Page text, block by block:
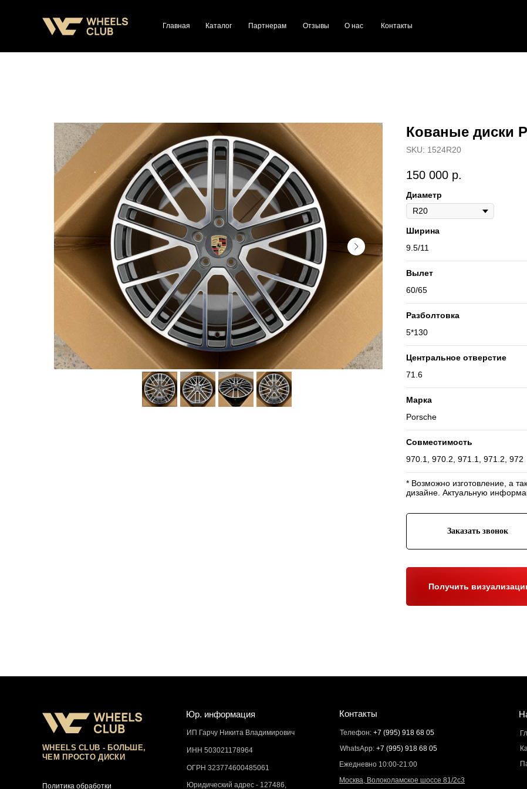
Главная Каталог Партнерам Отзывы О нас Контакты
Кованые диски
SKU: 1524R20
150 000 р.
Диаметр
Ширина
9.5/11
Вылет
60/65
Разболтовка
5*130
Центральное отверстие
71.6
Марка
Porsche
Совместимость
970.1, 970.2, 971.1, 971.2, 972
* Возможно изготовление, а
дизайне. Актуальную
Заказать звонок
Получить
WHEELS CLUB - БОЛЬШЕ,
ЧЕМ ПРОСТО ДИСКИ
Политика обработки
Юр. информация Контакты
ИП Гарчу Никита Владимирович
ИНН 503021178964
ОГРН 323774600485061
Юридический адрес - 127486,
Телефон: +7 (995) 918 68 05
WhatsApp: +7 (995) 918 68 05
Москва, Волоколамское шоссе 81/2с3
Ежедневно 10:00-21:00